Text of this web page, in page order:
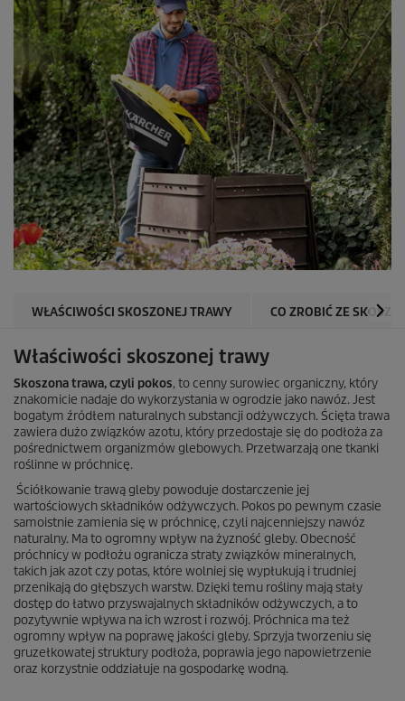
WŁAŚCIWOŚCI SKOSZONEJ TRAWY CO ZROBIĆ ZE
Właściwości skoszonej trawy
Skoszona trawa, czyli pokos, to cenny surowiec organiczny, który
znakomicie nadaje do wykorzystania w ogrodzie jako nawóz. Jest
bogatym źródłem naturalnych substancji odżywczych. Ścięta trawa
zawiera dużo związków azotu, który przedostaje się do podłoża za
pośrednictwem organizmów glebowych. Przetwarzają one tkanki
roślinne w próchnicę.
Ściółkowanie trawą gleby powoduje dostarczenie jej
wartościowych składników odżywczych. Pokos po pewnym czasie
samoistnie zamienia się w próchnicę, czyli najcenniejszy nawóz
naturalny. Ma to ogromny wpływ na żyzność gleby. Obecność
próchnicy w podłożu ogranicza straty związków mineralnych,
takich jak azot czy potas, które wolniej się wypłukują i trudniej
przenikają do głębszych warstw. Dzięki temu rośliny mają stały
dostęp do łatwo przyswajalnych składników odżywczych, a to
pozytywnie wpływa na ich wzrost i rozwój. Próchnica ma też
ogromny wpływ na poprawę jakości gleby. Sprzyja tworzeniu się
gruzełkowatej struktury podłoża, poprawia jego napowietrzenie
oraz korzystnie oddziałuje na gospodarkę wodną.